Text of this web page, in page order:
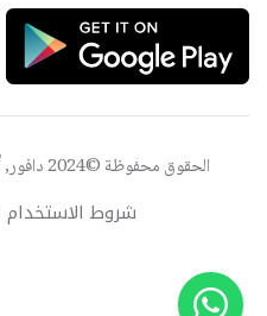
الحقوق محفوظة ©2024 دافور, أحد مشاريع مجموعة
شروط الاستخدام